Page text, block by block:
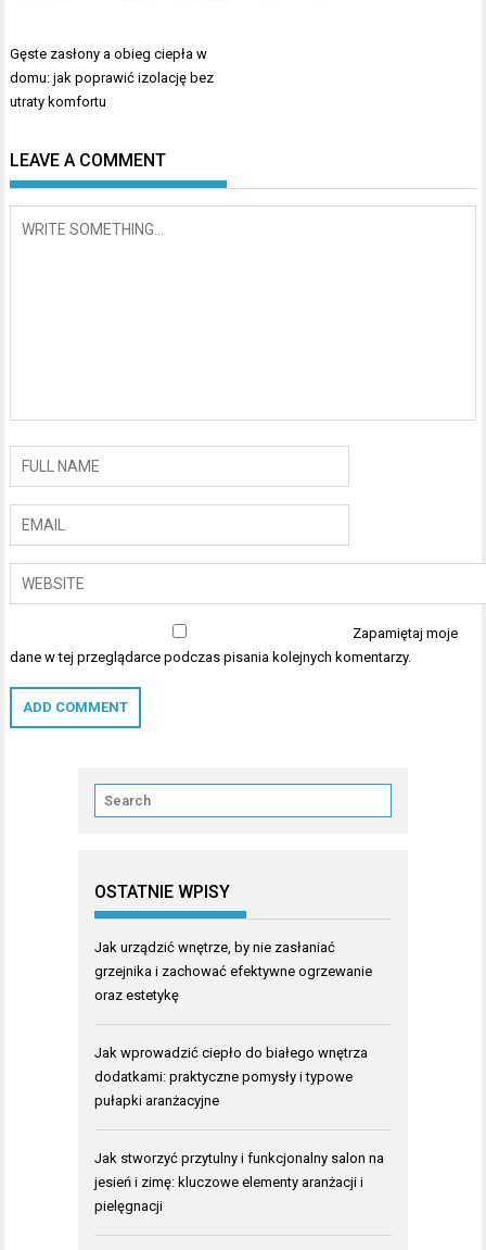
Nawigacja
wpisu
Gęste zasłony a obieg ciepła w
domu: jak poprawić izolację bez
utraty komfortu
LEAVE A COMMENT
Zapamiętaj moje
dane w tej przeglądarce podczas pisania kolejnych komentarzy.
OSTATNIE WPISY
Jak urządzić wnętrze, by nie zasłaniać
grzejnika i zachować efektywne ogrzewanie
oraz estetykę
Jak wprowadzić ciepło do białego wnętrza
dodatkami: praktyczne pomysły i typowe
pułapki aranżacyjne
Jak stworzyć przytulny i funkcjonalny salon na
jesień i zimę: kluczowe elementy aranżacji i
pielęgnacji